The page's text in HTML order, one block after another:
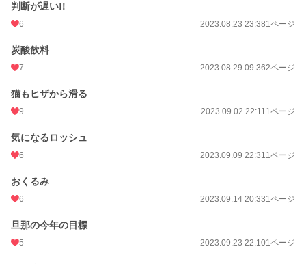
判断が遅い!!
6 2023.08.23 23:381ページ
炭酸飲料
7 2023.08.29 09:362ページ
猫もヒザから滑る
9 2023.09.02 22:111ページ
気になるロッシュ
6 2023.09.09 22:311ページ
おくるみ
6 2023.09.14 20:331ページ
旦那の今年の目標
5 2023.09.23 22:101ページ